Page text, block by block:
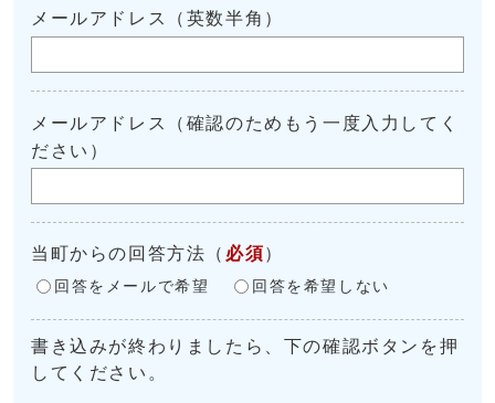
メールアドレス（英数半角）
メールアドレス（確認のためもう一度入力してく
ださい）
当町からの回答方法 （ 必須 ）
回答をメールで希望 回答を希望しない
書き込みが終わりましたら、下の確認ボタンを押
してください。